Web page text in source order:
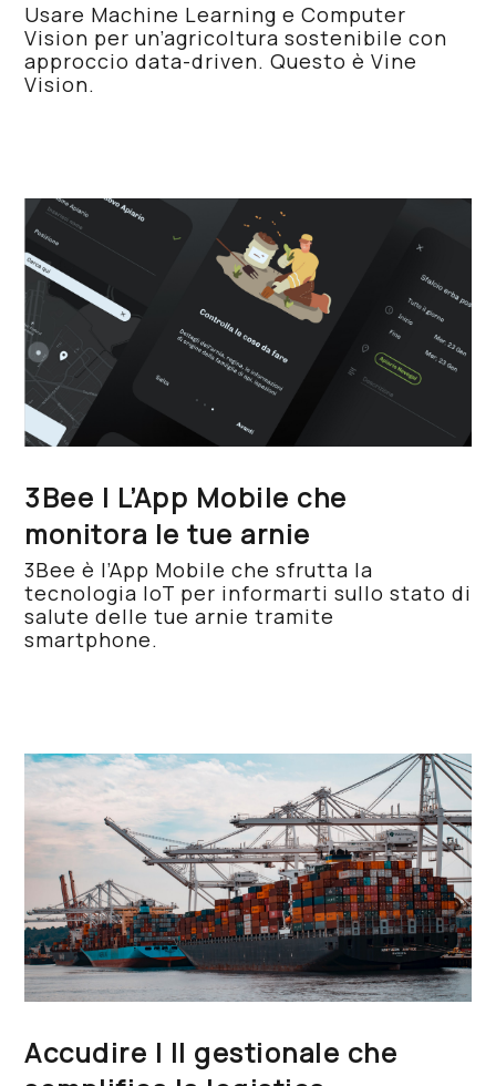
Usare Machine Learning e Computer
Vision per un’agricoltura sostenibile con
approccio data-driven. Questo è Vine
Vision.
3Bee | L’App Mobile che
monitora le tue arnie
3Bee è l’App Mobile che sfrutta la
tecnologia IoT per informarti sullo stato di
salute delle tue arnie tramite
smartphone.
Accudire | Il gestionale che